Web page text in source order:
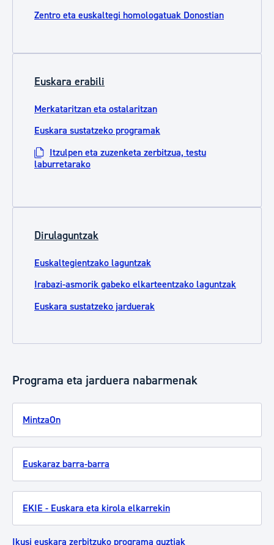
Zentro eta euskaltegi homologatuak Donostian
Euskara erabili
Merkataritzan eta ostalaritzan
Euskara sustatzeko programak
Itzulpen eta zuzenketa zerbitzua, testu
laburretarako
Dirulaguntzak
Euskaltegientzako laguntzak
Irabazi-asmorik gabeko elkarteentzako laguntzak
Euskara sustatzeko jarduerak
Programa eta jarduera nabarmenak
MintzaOn
Euskaraz barra-barra
EKIE - Euskara eta kirola elkarrekin
Ikusi euskara zerbitzuko programa guztiak